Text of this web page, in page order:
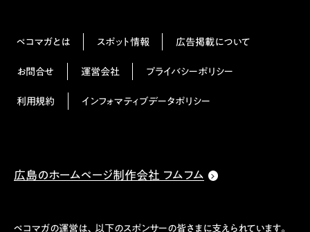
ペコマガとは スポット情報 広告掲載について
お問合せ 運営会社 プライバシーポリシー
利用規約 インフォマティブデータポリシー
広島のホームページ制作会社 フムフム
ペコマガの運営は、以下のスポンサーの皆さまに支えられています。